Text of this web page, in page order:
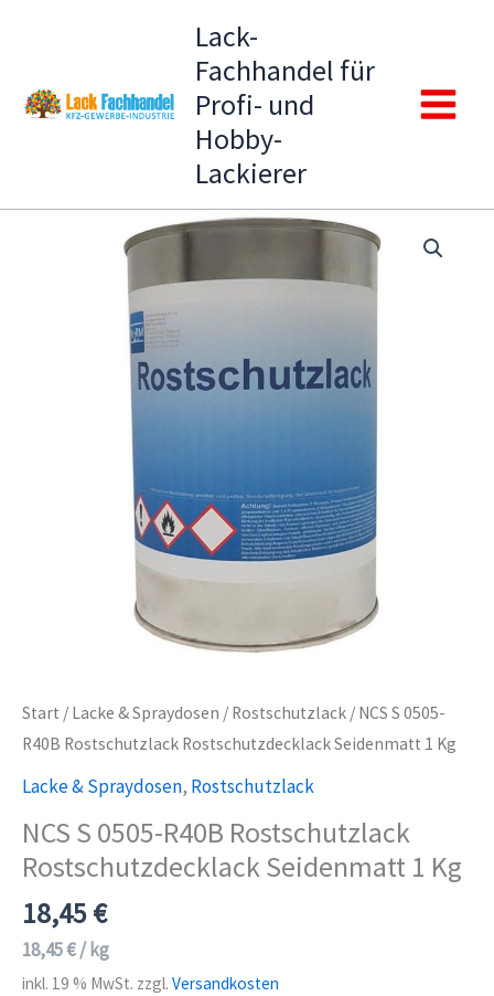
Lack-
Fachhandel für
Profi- und
Hobby-
Lackierer
Main
Start / Lacke & Spraydosen / Rostschutzlack / NCS S 0505-
R40B Rostschutzlack Rostschutzdecklack Seidenmatt 1 Kg
Lacke & Spraydosen, Rostschutzlack
NCS S 0505-R40B Rostschutzlack
Rostschutzdecklack Seidenmatt 1 Kg
18,45€
18,45€/kg
inkl. 19 % MwSt. zzgl. Versandkosten